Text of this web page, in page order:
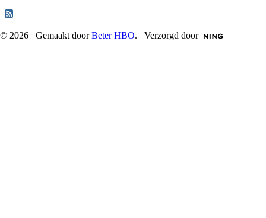
© 2026 Gemaakt doorBeter HBO. Verzorgd door